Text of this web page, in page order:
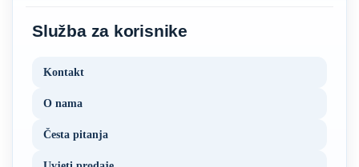
Služba za korisnike
Kontakt
O nama
Česta pitanja